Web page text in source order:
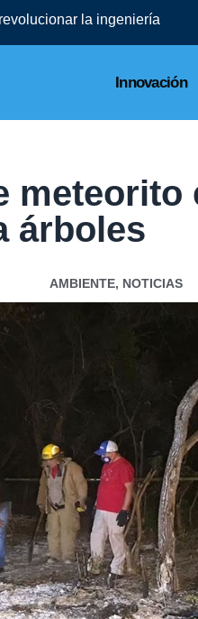
la ingeniería
Innovación
meteorito
árboles
AMBIENTE, NOTICIAS